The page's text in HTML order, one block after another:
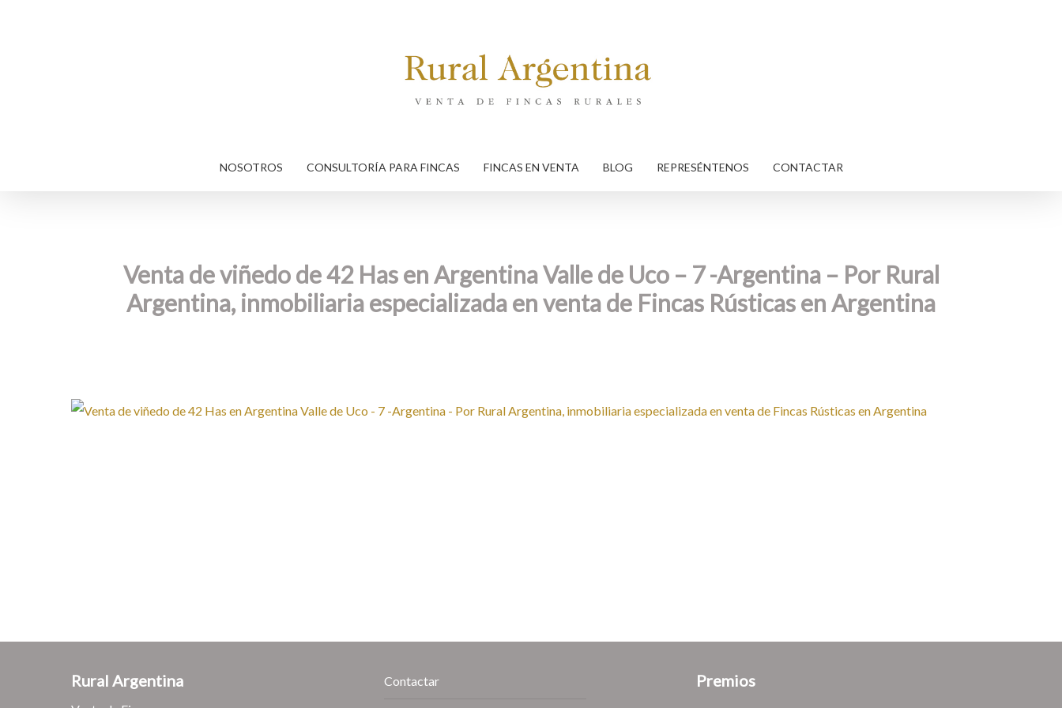
NOSOTROS CONSULTORÍA PARA FINCAS FINCAS EN VENTA BLOG REPRESÉNTENOS CONTACTAR
Venta de viñedo de 42 Has en Argentina Valle de Uco – 7 -Argentina – Por Rural
Argentina, inmobiliaria especializada en venta de Fincas Rústicas en Argentina
Rural Argentina Contactar Premios